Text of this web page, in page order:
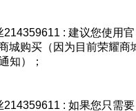
214359611 : 建议您使用官
城购买（因为目前荣耀商
知）；
214359611 : 如果您只需要